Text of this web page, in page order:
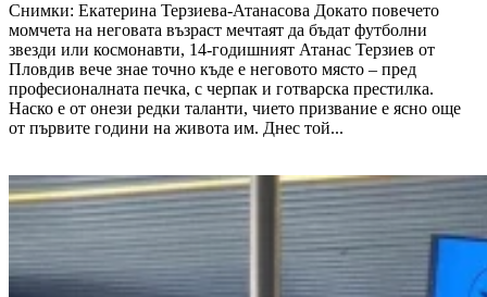
Снимки: Екатерина Терзиева-Атанасова Докато повечето
момчета на неговата възраст мечтаят да бъдат футболни
звезди или космонавти, 14-годишният Атанас Терзиев от
Пловдив вече знае точно къде е неговото място – пред
професионалната печка, с черпак и готварска престилка.
Наско е от онези редки таланти, чието призвание е ясно още
от първите години на живота им. Днес той...